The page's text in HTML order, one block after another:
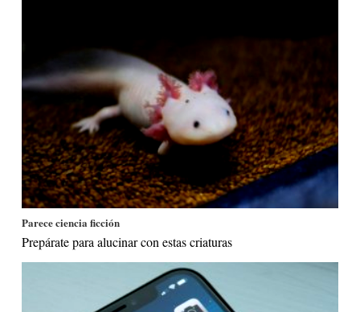
Parece ciencia ficción
Prepárate para alucinar con estas criaturas